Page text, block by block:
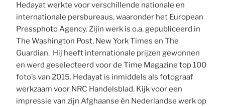
Hedayat werkte voor verschillende nationale en
internationale persbureaus, waaronder het European
Pressphoto Agency. Zijin werk is o.a. gepubliceerd in
The Washington Post, New York Times en The
Guardian. Hij heeft internationale prijzen gewonnen
en werd geselecteerd voor de Time Magazine top 100
foto’s van 2015. Hedayat is inmiddels als fotograaf
werkzaam voor NRC Handelsblad. Kijk voor een
impressie van zijn Afghaanse én Nederlandse werk op